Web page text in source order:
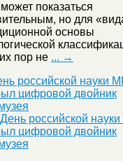
показаться
но для
основы
пор не ... →
российской науки
цифровой двойник